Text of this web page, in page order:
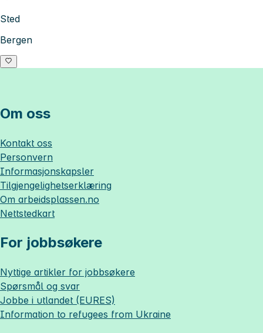
Sted
Bergen
Om oss
Kontakt oss
Personvern
Informasjonskapsler
Tilgjengelighetserklæring
Om arbeidsplassen.no
Nettstedkart
For jobbsøkere
Nyttige artikler for jobbsøkere
Spørsmål og svar
Jobbe i utlandet (EURES)
Information to refugees from Ukraine